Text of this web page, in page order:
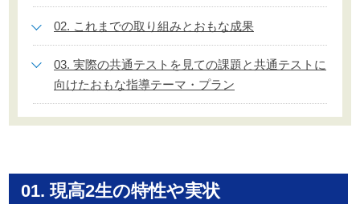
02. これまでの取り組みとおもな成果
03. 実際の共通テストを見ての課題と共通テストに
向けたおもな指導テーマ・プラン
01. 現高2生の特性や実状